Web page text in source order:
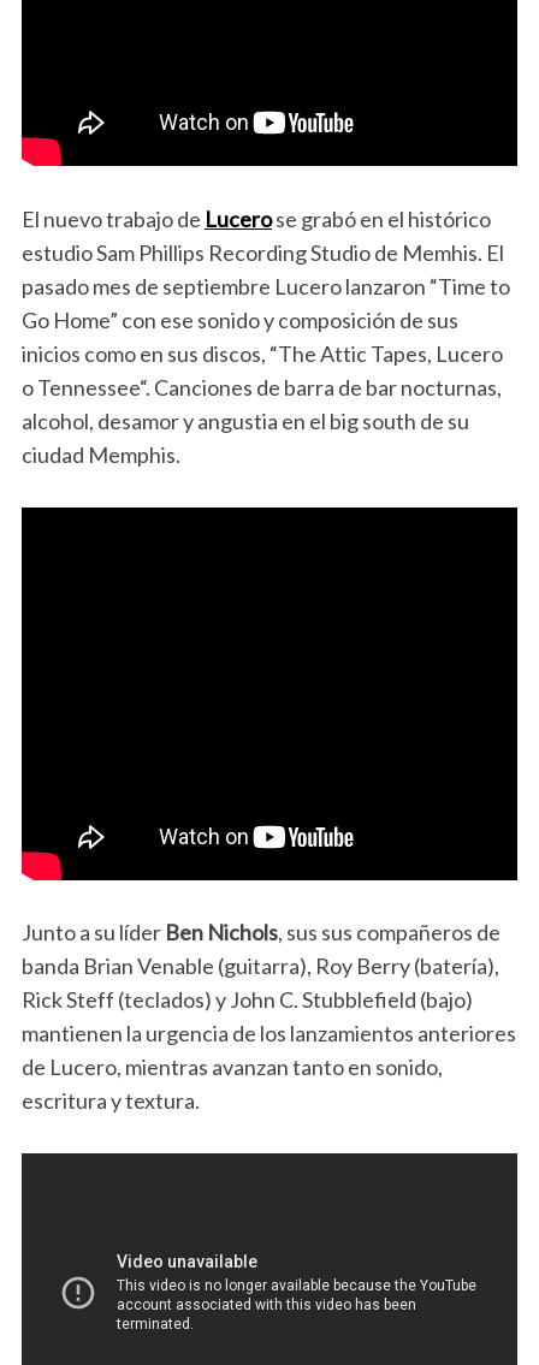
El nuevo trabajo de Lucerose grabó en el histórico
estudio Sam Phillips Recording Studio de Memhis. El
pasado mes de septiembre Lucero lanzaron “Time to
Go Home” con ese sonido y composición de sus
inicios como en sus discos, “The Attic Tapes, Lucero
o Tennessee“. Canciones de barra de bar nocturnas,
alcohol, desamor y angustia en el big south de su
ciudad Memphis.
Junto a su líder Ben Nichols, sus sus compañeros de
banda Brian Venable (guitarra), Roy Berry (batería),
Rick Steff (teclados) y John C. Stubblefield (bajo)
mantienen la urgencia de los lanzamientos anteriores
de Lucero, mientras avanzan tanto en sonido,
escritura y textura.